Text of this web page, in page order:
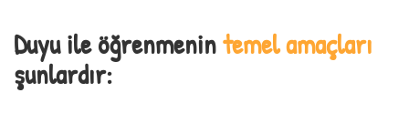
Duyu ile öğrenmenintemel amaçları
şunlardır: